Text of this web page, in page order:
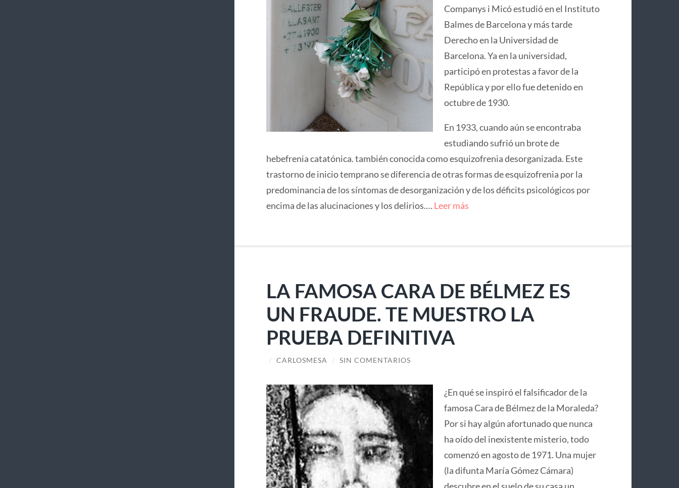
Companys i Micó estudió en el Instituto
Balmes de Barcelona y más tarde
Derecho en la Universidad de
Barcelona. Ya en la universidad,
participó en protestas a favor de la
República y por ello fue detenido en
octubre de 1930.
En 1933, cuando aún se encontraba
estudiando sufrió un brote de
hebefrenia catatónica. también conocida como esquizofrenia desorganizada. Este
trastorno de inicio temprano se diferencia de otras formas de esquizofrenia por la
predominancia de los síntomas de desorganización y de los déficits psicológicos por
encima de las alucinaciones y los delirios.…Leer más
LA FAMOSA CARA DE BÉLMEZ ES
UN FRAUDE. TE MUESTRO LA
PRUEBA DEFINITIVA
/ CARLOSMESA / SIN COMENTARIOS
¿En qué se inspiró el falsificador de la
famosa Cara de Bélmez de la Moraleda?
Por si hay algún afortunado que nunca
ha oído del inexistente misterio, todo
comenzó en agosto de 1971. Una mujer
(la difunta María Gómez Cámara)